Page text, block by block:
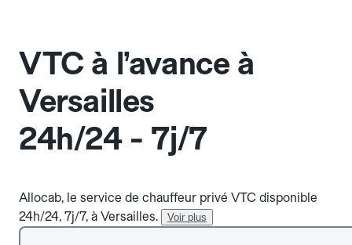
VTC à l’avance à
Versailles
24h/24 - 7j/7
Allocab, le service de chauffeur privé VTC disponible
24h/24, 7j/7, à Versailles.
Voir plus